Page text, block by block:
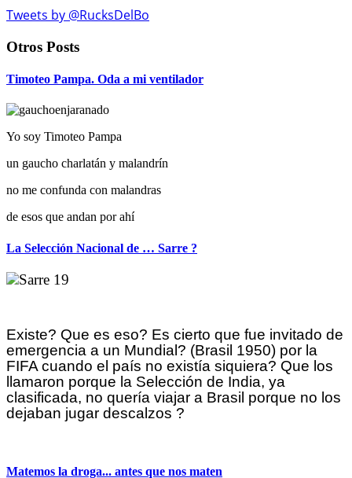
Tweets by @RucksDelBo
Otros Posts
Timoteo Pampa. Oda a mi ventilador
Yo soy Timoteo Pampa
un gaucho charlatán y malandrín
no me confunda con malandras
de esos que andan por ahí
La Selección Nacional de … Sarre ?
Existe? Que es eso? Es cierto que fue invitado de
emergencia a un Mundial? (Brasil 1950) por la
FIFA cuando el país no existía siquiera? Que los
llamaron porque la Selección de India, ya
clasificada, no quería viajar a Brasil porque no los
dejaban jugar descalzos ?
Matemos la droga... antes que nos maten